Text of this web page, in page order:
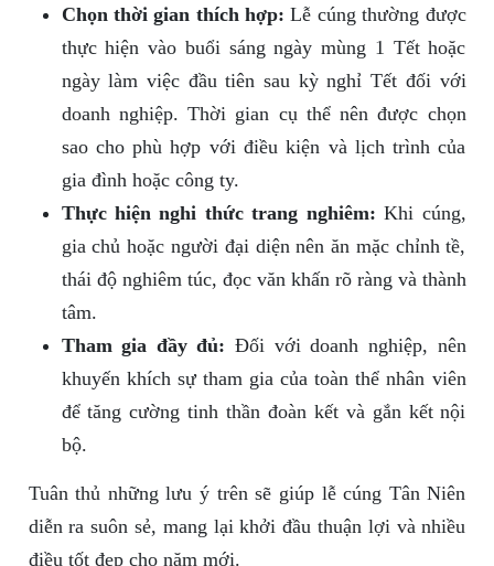
Chọn thời gian thích hợp: Lễ cúng thường được
thực hiện vào buổi sáng ngày mùng 1 Tết hoặc
ngày làm việc đầu tiên sau kỳ nghỉ Tết đối với
doanh nghiệp. Thời gian cụ thể nên được chọn
sao cho phù hợp với điều kiện và lịch trình của
gia đình hoặc công ty.
Thực hiện nghi thức trang nghiêm: Khi cúng,
gia chủ hoặc người đại diện nên ăn mặc chỉnh tề,
thái độ nghiêm túc, đọc văn khấn rõ ràng và thành
tâm.
Tham gia đầy đủ: Đối với doanh nghiệp, nên
khuyến khích sự tham gia của toàn thể nhân viên
để tăng cường tinh thần đoàn kết và gắn kết nội
bộ.
Tuân thủ những lưu ý trên sẽ giúp lễ cúng Tân Niên
diễn ra suôn sẻ, mang lại khởi đầu thuận lợi và nhiều
điều tốt đẹp cho năm mới.